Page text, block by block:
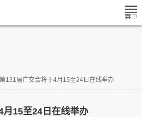
第131届广交会将于4月15至24日在线举办
15至24日在线举办